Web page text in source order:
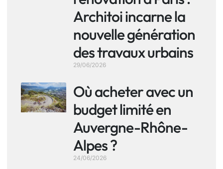
Architoi incarne la
nouvelle génération
des travaux urbains
29/06/2026
Où acheter avec un
budget limité en
Auvergne-Rhône-
Alpes ?
24/06/2026